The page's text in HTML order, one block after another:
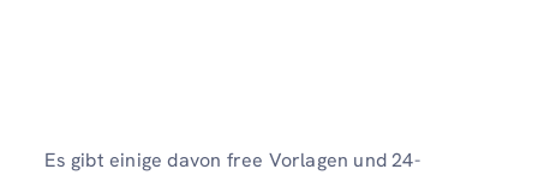
Es gibt einige davon free Vorlagen und 24-